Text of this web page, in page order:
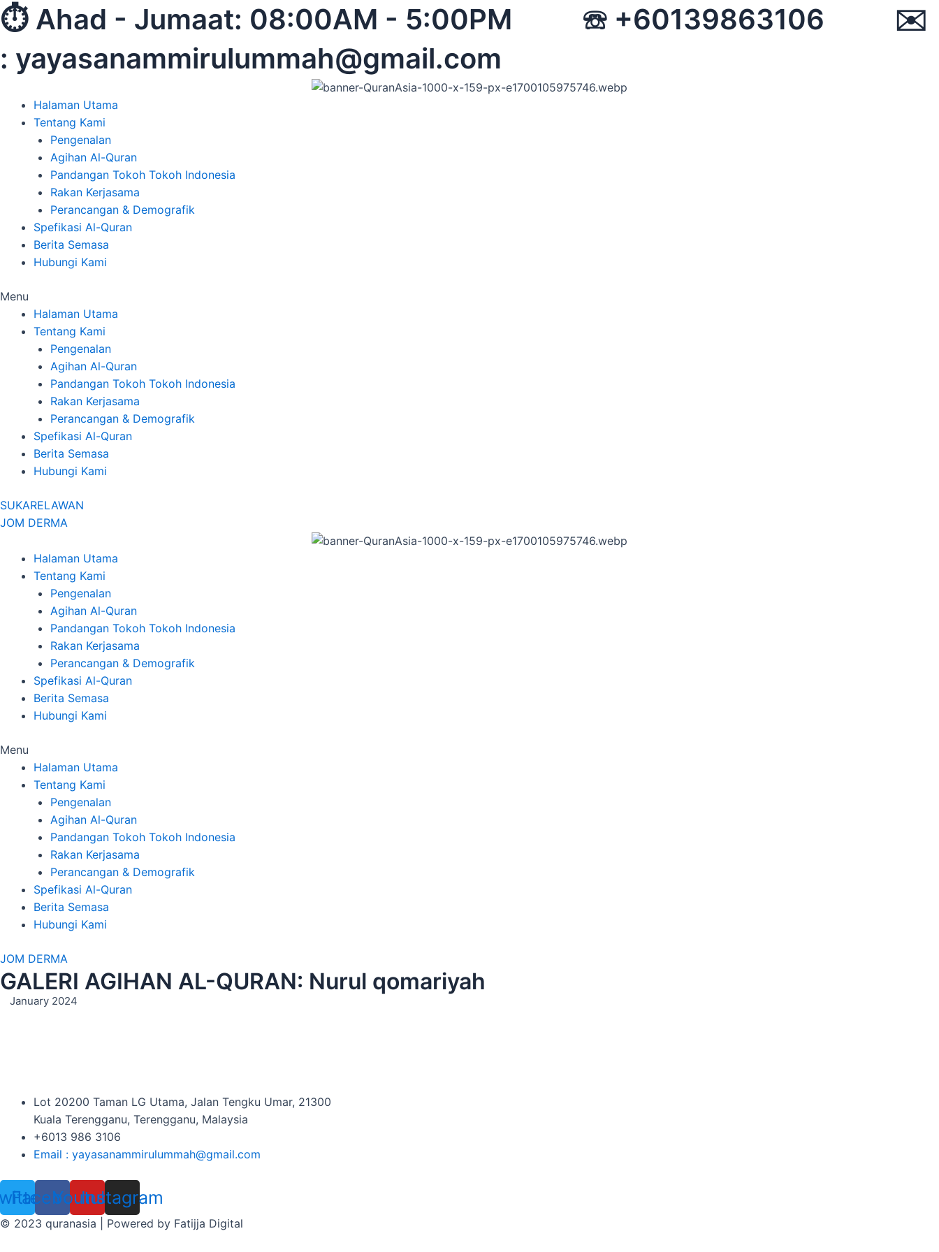
Skip
to
⏱︎ Ahad - Jumaat: 08:00AM - 5:00PM ☏ +60139863106 ✉︎
: yayasanammirulummah@gmail.com
Halaman Utama
Tentang Kami
Pengenalan
Agihan Al-Quran
Pandangan Tokoh Tokoh Indonesia
Rakan Kerjasama
Perancangan & Demografik
Spefikasi Al-Quran
Berita Semasa
Hubungi Kami
Menu
Halaman Utama
Tentang Kami
Pengenalan
Agihan Al-Quran
Pandangan Tokoh Tokoh Indonesia
Rakan Kerjasama
Perancangan & Demografik
Spefikasi Al-Quran
Berita Semasa
Hubungi Kami
SUKARELAWAN
JOM DERMA
Halaman Utama
Tentang Kami
Pengenalan
Agihan Al-Quran
Pandangan Tokoh Tokoh Indonesia
Rakan Kerjasama
Perancangan & Demografik
Spefikasi Al-Quran
Berita Semasa
Hubungi Kami
Menu
Halaman Utama
Tentang Kami
Pengenalan
Agihan Al-Quran
Pandangan Tokoh Tokoh Indonesia
Rakan Kerjasama
Perancangan & Demografik
Spefikasi Al-Quran
Berita Semasa
Hubungi Kami
JOM DERMA
GALERI AGIHAN AL-QURAN: Nurul qomariyah
January 2024
Lot 20200 Taman LG Utama, Jalan Tengku Umar, 21300
Kuala Terengganu, Terengganu, Malaysia
+6013 986 3106
Email : yayasanammirulummah@gmail.com
Facebook
Youtube
Instagram
© 2023 quranasia | Powered by Fatijja Digital